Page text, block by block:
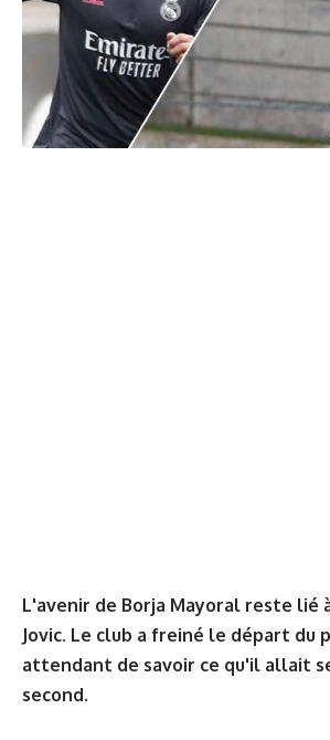
L'avenir de Borja Mayoral reste lié
Jovic. Le club a freiné le départ du
attendant de savoir ce qu'il allait
second.